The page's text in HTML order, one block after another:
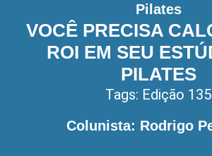
Pilates
VOCÊ PRECISA
ROI EM SEU
PILATES
Tags: Edição 135
Colunista: Rodrigo